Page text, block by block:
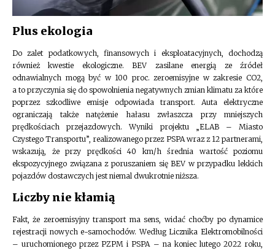
Plus ekologia
Do zalet podatkowych, finansowych i eksploatacyjnych, dochodzą
również kwestie ekologiczne. BEV zasilane energią ze źródeł
odnawialnych mogą być w 100 proc. zeroemisyjne w zakresie CO2,
a to przyczynia się do spowolnienia negatywnych zmian klimatu za które
poprzez szkodliwe emisje odpowiada transport. Auta elektryczne
ograniczają także natężenie hałasu zwłaszcza przy mniejszych
prędkościach przejazdowych. Wyniki projektu „ELAB – Miasto
Czystego Transportu”, realizowanego przez PSPA wraz z 12 partnerami,
wskazują, że przy prędkości 40 km/h średnia wartość poziomu
ekspozycyjnego związana z poruszaniem się BEV w przypadku lekkich
pojazdów dostawczych jest niemal dwukrotnie niższa.
Liczby nie kłamią
Fakt, że zeroemisyjny transport ma sens, widać choćby po dynamice
rejestracji nowych e-samochodów. Według Licznika Elektromobilności
– uruchomionego przez PZPM i PSPA – na koniec lutego 2022 roku,